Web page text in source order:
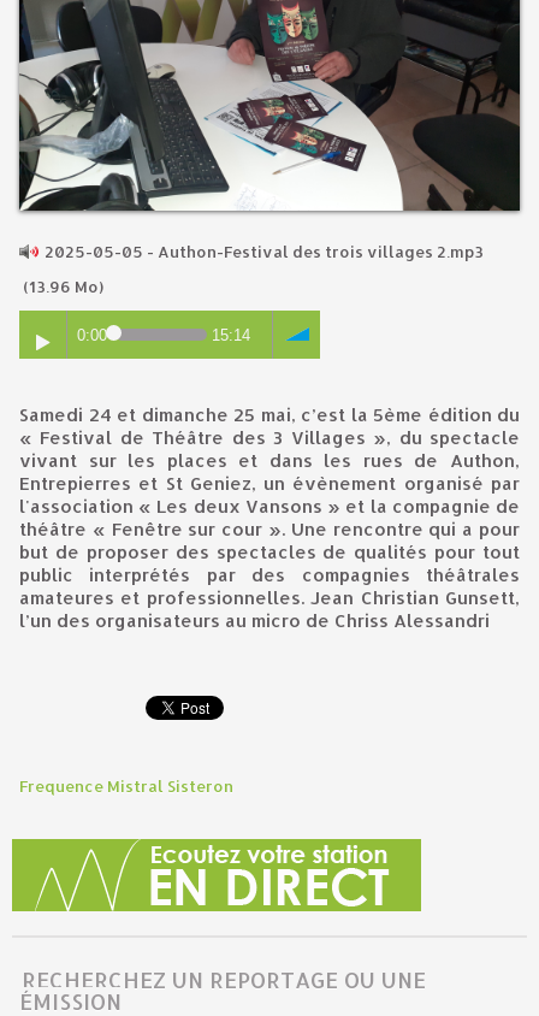
2025-05-05 - Authon-Festival des trois villages 2.mp3
(13.96 Mo)
0:00 15:14
Samedi 24 et dimanche 25 mai, c’est la 5ème édition du
« Festival de Théâtre des 3 Villages », du spectacle
vivant sur les places et dans les rues de Authon,
Entrepierres et St Geniez, un évènement organisé par
l'association « Les deux Vansons » et la compagnie de
théâtre « Fenêtre sur cour ». Une rencontre qui a pour
but de proposer des spectacles de qualités pour tout
public interprétés par des compagnies théâtrales
amateures et professionnelles. Jean Christian Gunsett,
l’un des organisateurs au micro de Chriss Alessandri
Frequence Mistral Sisteron
RECHERCHEZ UN REPORTAGE OU UNE
ÉMISSION